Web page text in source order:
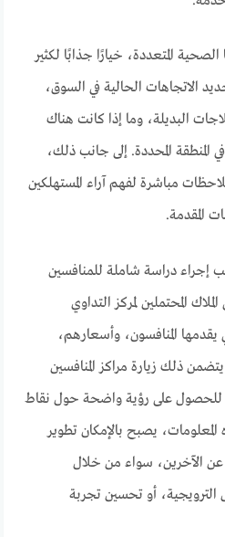
المتعددة، خيارًا جذابًا لكثير
الاتجاهات الحالية في السوق،
البديلة، وما إذا كانت هناك
المحددة. إلى جانب ذلك،
مباشرة لفهم آراء المستهلكين
المقدمة.
إجراء دراسة شاملة للمنافسين
المحتملين لمركز التداوي
المنافسون، وأسعارهم،
ذلك زيارة مراكز المنافسين
للحصول على رؤية واضحة حول نقاط
يصبح بالإمكان تطوير
عن الآخرين، سواء من خلال
أو تحسين تجربة